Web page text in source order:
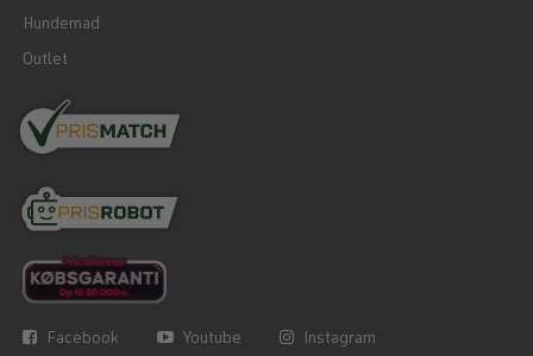
Hundemad
Outlet
Facebook Youtube Instagram